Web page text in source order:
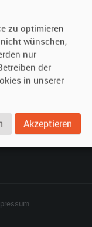
(FAQ)
zu optimieren
wünschen,
nur
der
in unserer
Akzeptieren